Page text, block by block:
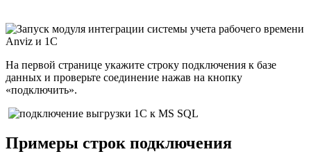
На первой странице укажите строку подключения к базе
данных и проверьте соединение нажав на кнопку
«подключить».
Примеры строк подключения